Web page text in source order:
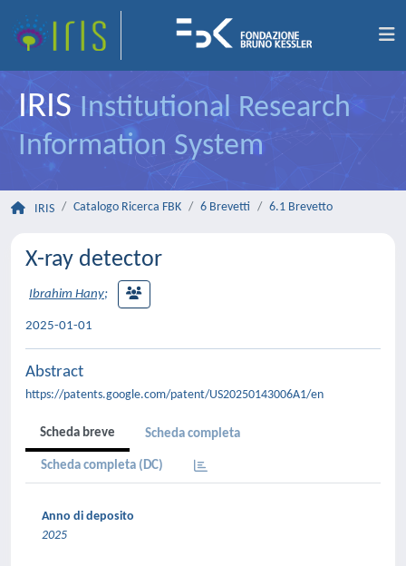
IRIS Institutional Research
Information System
IRIS Catalogo Ricerca FBK 6 Brevetti 6.1 Brevetto
X-ray detector
Ibrahim Hany;
2025-01-01
Abstract
https://patents.google.com/patent/US20250143006A1/en
Scheda breve Scheda completa
Scheda completa (DC)
Anno di deposito
2025